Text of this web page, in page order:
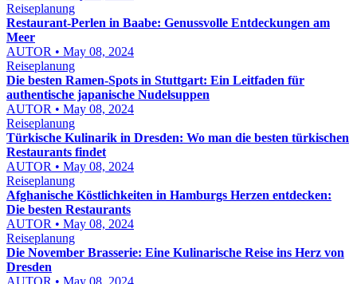
Reiseplanung
Restaurant-Perlen in Baabe: Genussvolle Entdeckungen am
Meer
AUTOR • May 08, 2024
Reiseplanung
Die besten Ramen-Spots in Stuttgart: Ein Leitfaden für
authentische japanische Nudelsuppen
AUTOR • May 08, 2024
Reiseplanung
Türkische Kulinarik in Dresden: Wo man die besten türkischen
Restaurants findet
AUTOR • May 08, 2024
Reiseplanung
Afghanische Köstlichkeiten in Hamburgs Herzen entdecken:
Die besten Restaurants
AUTOR • May 08, 2024
Reiseplanung
Die November Brasserie: Eine Kulinarische Reise ins Herz von
Dresden
AUTOR • May 08, 2024